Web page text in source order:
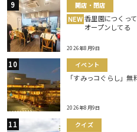
開店・閉店
NEW 香里園につくっ
オープンしてる
2026年8月9日
イベント
「すみっコぐらし」
2026年8月9日
クイズ